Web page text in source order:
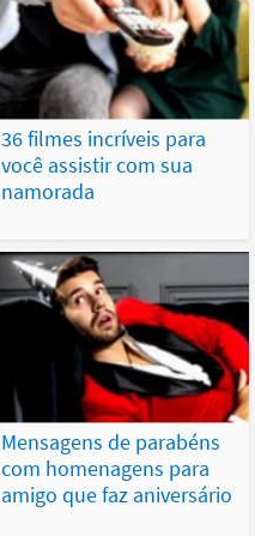
36 filmes incríveis para
você assistir com sua
namorada
Mensagens de parabéns
com homenagens para
amigo que faz aniversário